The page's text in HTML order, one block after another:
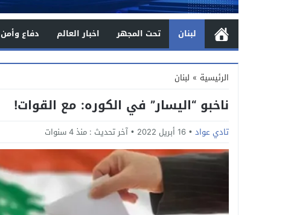
لبنان تحت المجهر اخبار العالم دفاع وأمن
الرئيسية » لبنان
ناخبو “اليسار” في الكوره: مع القوات!
تادي عواد 16 أبريل 2022 آخر تحديث : منذ 4 سنوات